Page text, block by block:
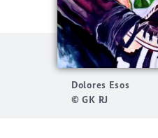
Dolores Esos
© GK RJ